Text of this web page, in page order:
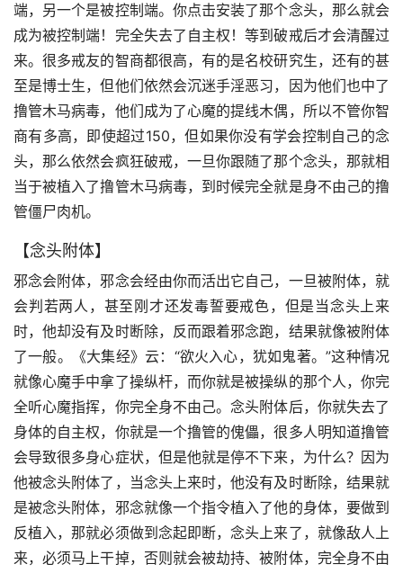
端，另一个是被控制端。你点击安装了那个念头，那么就会
成为被控制端！完全失去了自主权！等到破戒后才会清醒过
来。很多戒友的智商都很高，有的是名校研究生，还有的甚
至是博士生，但他们依然会沉迷手淫恶习，因为他们也中了
撸管木马病毒，他们成为了心魔的提线木偶，所以不管你智
商有多高，即使超过150，但如果你没有学会控制自己的念
头，那么依然会疯狂破戒，一旦你跟随了那个念头，那就相
当于被植入了撸管木马病毒，到时候完全就是身不由己的撸
管僵尸肉机。
【念头附体】
邪念会附体，邪念会经由你而活出它自己，一旦被附体，就
会判若两人，甚至刚才还发毒誓要戒色，但是当念头上来
时，他却没有及时断除，反而跟着邪念跑，结果就像被附体
了一般。《大集经》云：“欲火入心，犹如鬼著。”这种情况
就像心魔手中拿了操纵杆，而你就是被操纵的那个人，你完
全听心魔指挥，你完全身不由己。念头附体后，你就失去了
身体的自主权，你就是一个撸管的傀儡，很多人明知道撸管
会导致很多身心症状，但是他就是停不下来，为什么？因为
他被念头附体了，当念头上来时，他没有及时断除，结果就
是被念头附体，邪念就像一个指令植入了他的身体，要做到
反植入，那就必须做到念起即断，念头上来了，就像敌人上
来，必须马上干掉，否则就会被劫持、被附体，完全身不由